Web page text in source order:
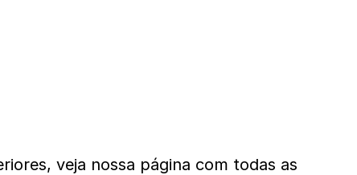
veja nossa página com todas as